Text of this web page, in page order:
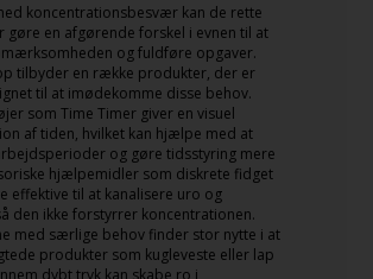
koncentrationsbesvær kan de rette
en afgørende forskel i evnen til at
og fuldføre opgaver.
tilbyder en række produkter, der er
til at imødekomme disse behov.
som Time Timer giver en visuel
af tiden, hvilket kan hjælpe med at
og gøre tidsstyring mere
hjælpemidler som diskrete fidget
effektive til at kanalisere uro og
den ikke forstyrrer koncentrationen.
med særlige behov finder stor nytte i at
produkter som kugleveste eller lap
dybt tryk kan skabe ro i